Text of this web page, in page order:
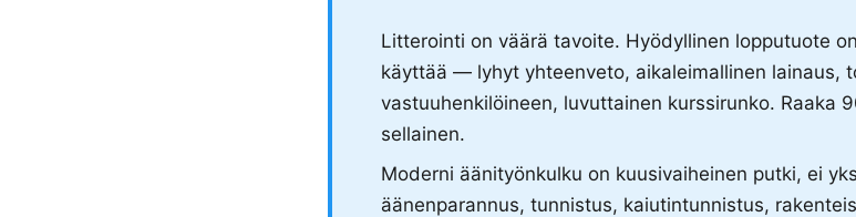
Litterointi on väärä tavoite. Hyödyllinen lopputuote
käyttää — lyhyt yhteenveto, aikaleimallinen lainaus,
vastuuhenkilöineen, luvuttainen kurssirunko. Raaka
sellainen.
Moderni äänityönkulku on kuusivaiheinen putki, ei
äänenparannus, tunnistus, kaiutintunnistus,